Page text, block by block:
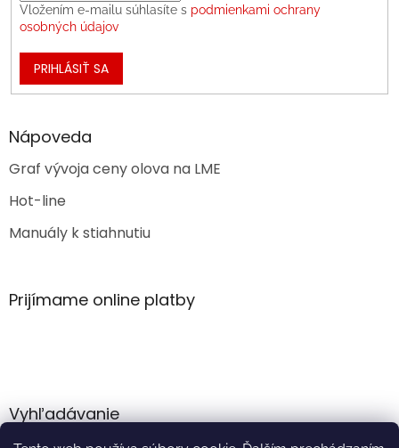
Vložením e-mailu súhlasíte s podmienkami ochrany
osobných údajov
PRIHLÁSIŤ SA
Nápoveda
Graf vývoja ceny olova na LME
Hot-line
Manuály k stiahnutiu
Prijímame online platby
Vyhľadávanie